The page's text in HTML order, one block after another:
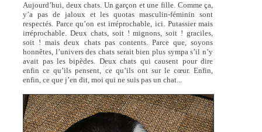
Aujourd’hui, deux chats. Un garçon et une fille. Comme ça,
y’a pas de jaloux et les quotas masculin-féminin sont
respectés. Parce qu’on est irréprochable, ici. Putassier mais
irréprochable. Deux chats, soit ! mignons, soit ! graciles,
soit ! mais deux chats pas contents. Parce que, soyons
honnêtes, l’univers des chats serait bien plus sympa s’il n’y
avait pas les bipèdes. Deux chats qui causent pour dire
enfin ce qu’ils pensent, ce qu’ils ont sur le cœur. Enfin,
enfin, ce que j’en dit, moi qui ne suis pas un chat...